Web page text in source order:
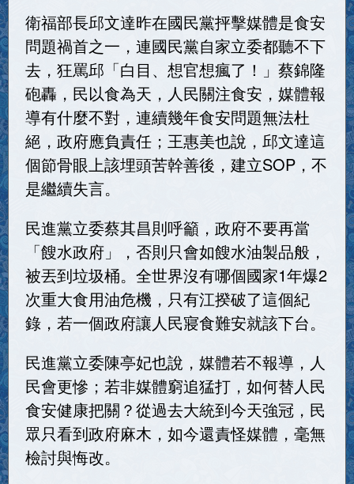
衛福部長邱文達昨在國民黨抨擊媒體是食安
問題禍首之一，連國民黨自家立委都聽不下
去，狂罵邱「白目、想官想瘋了！」蔡錦隆
砲轟，民以食為天，人民關注食安，媒體報
導有什麼不對，連續幾年食安問題無法杜
絕，政府應負責任；王惠美也說，邱文達這
個節骨眼上該埋頭苦幹善後，建立SOP，不
是繼續失言。
民進黨立委蔡其昌則呼籲，政府不要再當
「餿水政府」，否則只會如餿水油製品般，
被丟到垃圾桶。全世界沒有哪個國家1年爆2
次重大食用油危機，只有江揆破了這個紀
錄，若一個政府讓人民寢食難安就該下台。
民進黨立委陳亭妃也說，媒體若不報導，人
民會更慘；若非媒體窮追猛打，如何替人民
食安健康把關？從過去大統到今天強冠，民
眾只看到政府麻木，如今還責怪媒體，毫無
檢討與悔改。